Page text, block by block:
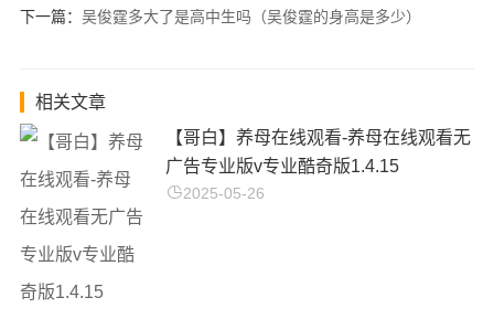
下一篇： 吴俊霆多大了是高中生吗（吴俊霆的身高是多少）
相关文章
【哥白】养母在线观看-养母在线观看无
广告专业版v专业酷奇版1.4.15
2025-05-26